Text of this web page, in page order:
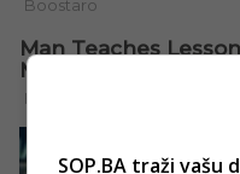
SOP.BA traži vašu